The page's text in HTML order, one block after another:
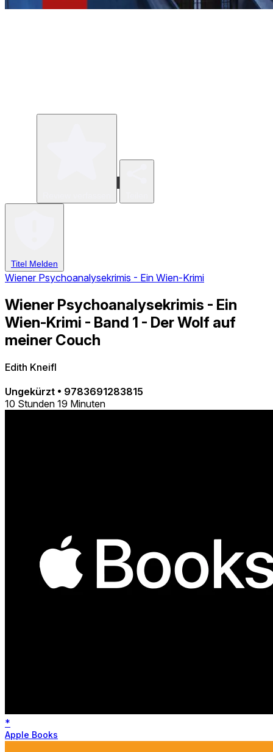
Titel Melden
Wiener Psychoanalysekrimis - Ein Wien-Krimi
Wiener Psychoanalysekrimis - Ein
Wien-Krimi - Band 1 - Der Wolf auf
meiner Couch
Edith Kneifl
Ungekürzt • 9783691283815
10 Stunden 19 Minuten
*
Apple Books